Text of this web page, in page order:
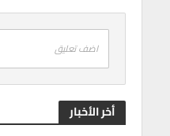
اضف تعليق
أخر الأخبار